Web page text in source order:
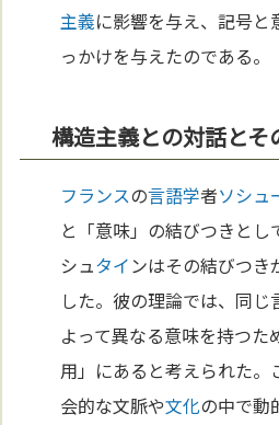
主義に影響を与え、記号と
っかけを与えたのである。
構造主義との対話とそ
フランスの言語学者ソシュ
と「意味」の結びつきと
シュタイ ンはその結びつ
した。彼の理論では、同
よって異なる意味を持つた
用」にあると考えられた。
会的な文脈や文化の中で動